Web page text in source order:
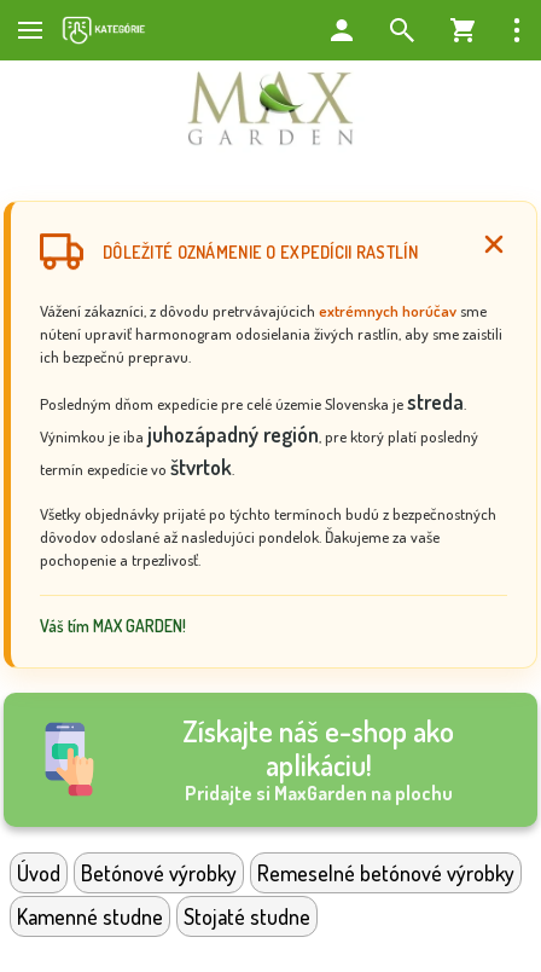
DÔLEŽITÉ OZNÁMENIE O EXPEDÍCII RASTLÍN
Vážení zákazníci, z dôvodu pretrvávajúcich extrémnych horúčav sme
nútení upraviť harmonogram odosielania živých rastlín, aby sme zaistili
ich bezpečnú prepravu.
Posledným dňom expedície pre celé územie Slovenska jestreda
Výnimkou je iba juhozápadný región , pre ktorý platí posledný
termín expedície vo štvrtok
Všetky objednávky prijaté po týchto termínoch budú z bezpečnostných
dôvodov odoslané až nasledujúci pondelok. Ďakujeme za vaše
pochopenie a trpezlivosť.
Váš tím MAX GARDEN!
Získajte náš e-shop ako
aplikáciu!
Pridajte si MaxGarden na plochu
Úvod Betónové výrobky
Remeselné betónové výrobky
Kamenné studne
Stojaté studne